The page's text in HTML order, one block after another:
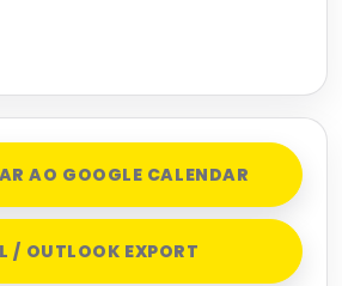
AO GOOGLE CALENDAR
/ OUTLOOK EXPORT